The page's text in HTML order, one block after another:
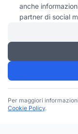
anche
partner di social
Per maggiori
Cookie Policy.